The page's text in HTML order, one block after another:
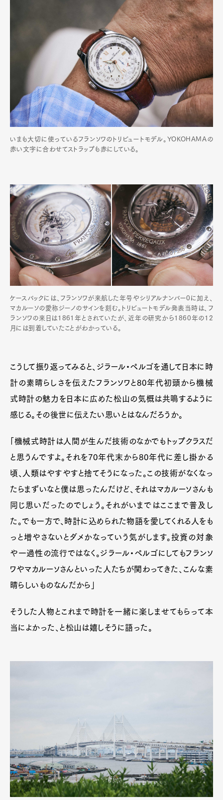
いまも大切に使っているフランソワのトリビュートモデル。YOKOHAMAの
赤い文字に合わせてストラップも赤にしている。
ケースバックには、フランソワが来航した年号やシリアルナンバー0に加え、
マカルーソの愛称ジーノのサインを刻む。トリビュートモデル発表当時は、フ
ランソワの来日は1861年とされていたが、近年の研究から1860年の12
月には到着していたことがわかっている。
こうして振り返ってみると、ジラール・ペルゴを通して日本に時
計の素晴らしさを伝えたフランソワと80年代初頭から機械
式時計の魅力を日本に広めた松山の気概は共鳴するように
感じる。その後世に伝えたい思いとはなんだろうか。
「機械式時計は人間が生んだ技術のなかでもトップクラスだ
と思うんですよ。それを70年代末から80年代に差し掛かる
頃、人類はやすやすと捨てそうになった。この技術がなくなっ
たらまずいなと僕は思ったんだけど、それはマカルーソさんも
同じ思いだったのでしょう。それがいまではここまで普及し
た。でも一方で、時計に込められた物語を愛してくれる人をも
っと増やさないとダメかなっていう気がします。投資の対象
や一過性の流行ではなく。ジラール・ペルゴにしてもフランソ
ワやマカルーソさんといった人たちが関わってきた、こんな素
晴らしいものなんだから」
そうした人物とこれまで時計を一緒に楽しませてもらって本
当によかった、と松山は嬉しそうに語った。